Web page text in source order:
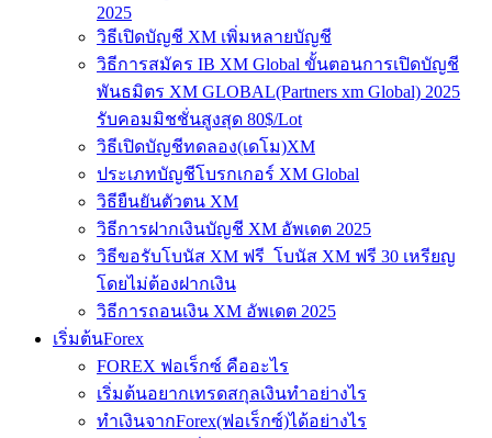
2025
วิธีเปิดบัญชี XM เพิ่มหลายบัญชี
วิธีการสมัคร IB XM Global ขั้นตอนการเปิดบัญชี
พันธมิตร XM GLOBAL(Partners xm Global) 2025
รับคอมมิชชั่นสูงสุด 80$/Lot
วิธีเปิดบัญชีทดลอง(เดโม)XM
ประเภทบัญชีโบรกเกอร์ XM Global
วิธียืนยันตัวตน XM
วิธีการฝากเงินบัญชี XM อัพเดต 2025
วิธีขอรับโบนัส XM ฟรี โบนัส XM ฟรี 30 เหรียญ
โดยไม่ต้องฝากเงิน
วิธีการถอนเงิน XM อัพเดต 2025
เริ่มต้นForex
FOREX ฟอเร็กซ์ คืออะไร
เริ่มต้นอยากเทรดสกุลเงินทำอย่างไร
ทำเงินจากForex(ฟอเร็กซ์)ได้อย่างไร